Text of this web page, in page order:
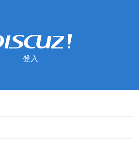
登入